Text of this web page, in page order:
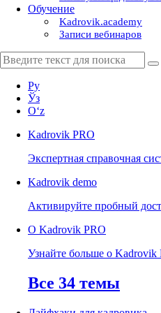
Обучение
Kadrovik.academy
Записи вебинаров
Ру
Ўз
Oʻz
Kadrovik PRO
Экспертная справочная
Kadrovik demo
Активируйте пробный
О Kadrovik PRO
Узнайте больше о Kadrovik
Все 34 темы